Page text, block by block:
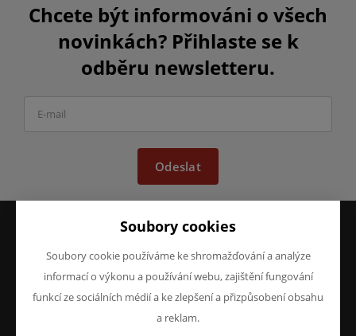
Chcete být informováni o všech
novinkách? Přihlaste se k
odběru newsletteru.
Odeslat
VŠE O NÁKUPU
Obchodní podmínky
Reklamace
O FIRMĚ
O nás
Kontakty
Soubory cookies
Soubory cookie používáme ke shromažďování a analýze
informací o výkonu a používání webu, zajištění fungování
funkcí ze sociálních médií a ke zlepšení a přizpůsobení obsahu
a reklam.